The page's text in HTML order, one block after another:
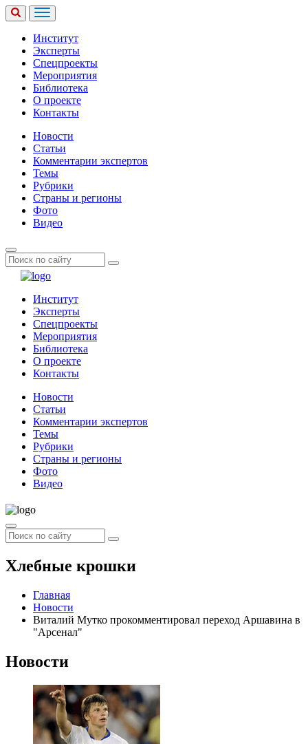
Институт
Эксперты
Спецпроекты
Мероприятия
Библиотека
О проекте
Контакты
Новости
Статьи
Комментарии экспертов
Темы
Рубрики
Страны и регионы
Фото
Видео
Институт
Эксперты
Спецпроекты
Мероприятия
Библиотека
О проекте
Контакты
Новости
Статьи
Комментарии экспертов
Темы
Рубрики
Страны и регионы
Фото
Видео
Хлебные крошки
Главная
Новости
Виталий Мутко прокомментировал переход Аршавина в
"Арсенал"
Новости